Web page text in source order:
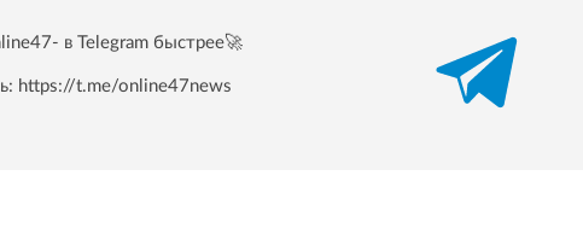
в Telegram быстрее🚀
https://t.me/online47news